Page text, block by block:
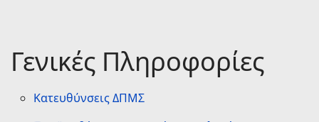
Γενικές Πληροφορίες
Κατευθύνσεις ΔΠΜΣ